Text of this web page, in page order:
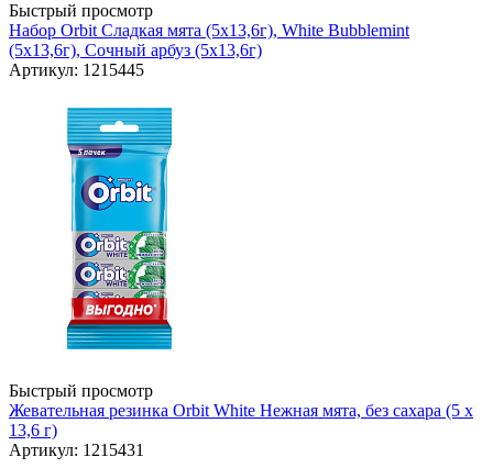
Быстрый просмотр
Набор Orbit Сладкая мята (5х13,6г), White Bubblemint
(5х13,6г), Сочный арбуз (5х13,6г)
Артикул: 1215445
Быстрый просмотр
Жевательная резинка Orbit White Нежная мята, без сахара (5 x
13,6 г)
Артикул: 1215431